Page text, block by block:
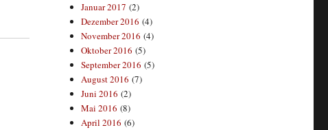
Januar 2017 (2)
Dezember 2016 (4)
November 2016 (4)
Oktober 2016 (5)
September 2016 (5)
August 2016 (7)
Juni 2016 (2)
Mai 2016 (8)
April 2016 (6)